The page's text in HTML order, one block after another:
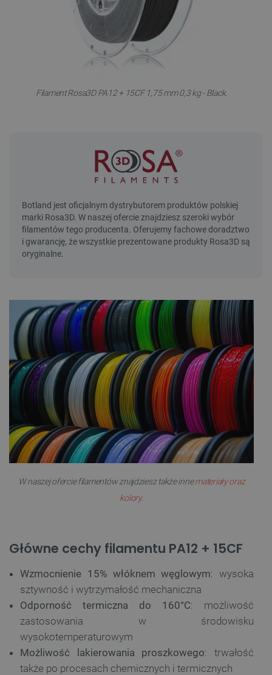
Filament Rosa3D PA12 + 15CF 1,75 mm 0,3 kg - Black.
W naszej ofercie filamentów znajdziesz także innemateriały oraz
kolory.
Główne cechy filamentu PA12 + 15CF
Wzmocnienie 15% włóknem węglowym: wysoka
sztywność i wytrzymałość mechaniczna
Odporność termiczna do 160°C: możliwość
zastosowania w środowisku
wysokotemperaturowym
Możliwość lakierowania proszkowego: trwałość
także po procesach chemicznych i termicznych